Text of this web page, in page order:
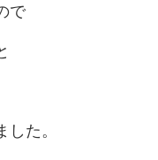
で
た。